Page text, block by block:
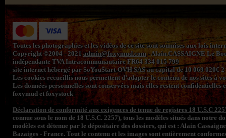
Toutes les photographies et les vidéos de ce site sont soumises aux lois
Copyright ©2004 - 2021admin@foxymud.com- Alain.CASSAIGNE Le
indépendante TVA Intracommunautaire FR64 334 015 799
site internet hébergé par SoYouStart-OVH SAS au capital de 10 069 020€
Les cookies recueillis nous permettent d’adapter le contenu de nos sites à
Les données personnelles sont conservées mais elles restent
foxymud et foxystock
Déclaration de conformité aux exigences de tenue de registres 18 U.S.C
connue sous le nom de 18 U.S.C. 2257), tous les modèles situés dans
modèles est détenue par le dépositaire des dossiers, qui est : Alain
Bazaiges - France. Tout le contenu et les images sont entièrement